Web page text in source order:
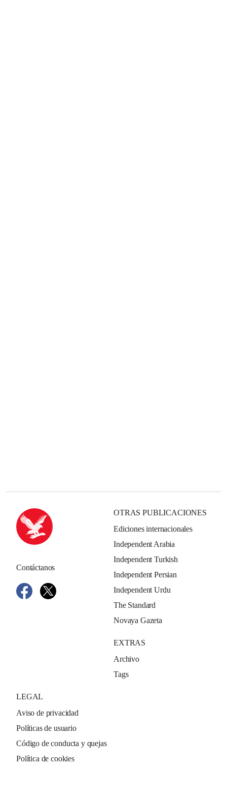
Contáctanos
OTRAS PUBLICACIONES
Ediciones internacionales
Independent Arabia
Independent Turkish
Independent Persian
Independent Urdu
The Standard
Novaya Gazeta
EXTRAS
Archivo
Tags
LEGAL
Aviso de privacidad
Políticas de usuario
Código de conducta y quejas
Política de cookies